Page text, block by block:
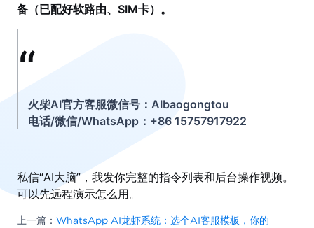
备（已配好软路由、SIM卡）。
火柴AI官方客服微信号：AIbaogongtou
电话/微信/WhatsApp：+86 15757917922
私信“AI大脑”，我发你完整的指令列表和后台操作视频。
可以先远程演示怎么用。
上一篇： WhatsApp AI龙虾系统：选个AI客服模板，你的